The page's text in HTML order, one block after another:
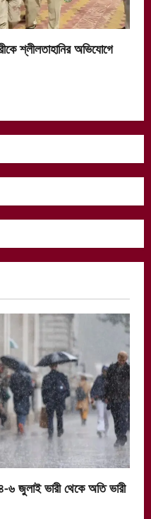
শ্লীলতাহানির অভিযোগে
৪-৬ জুলাই ভারী থেকে অতি ভারী